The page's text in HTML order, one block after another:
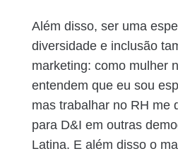
Além disso, ser uma
diversidade e inclusão
marketing: como mulher
entendem que eu sou
mas trabalhar no RH me
para D&I em outras
Latina. E além disso o